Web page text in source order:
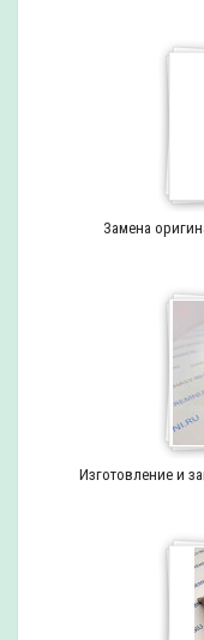
Замена
Изготовление и